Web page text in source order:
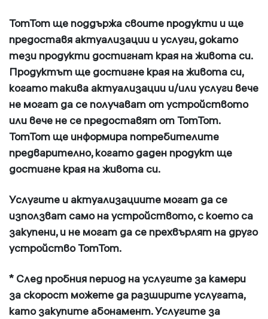
TomTom ще поддържа своите продукти и ще
предоставя актуализации и услуги, докато
тези продукти достигнат края на живота си.
Продуктът ще достигне края на живота си,
когато такива актуализации и/или услуги вече
не могат да се получават от устройството
или вече не се предоставят от TomTom.
TomTom ще информира потребителите
предварително, когато даден продукт ще
достигне края на живота си.
Услугите и актуализациите могат да се
използват само на устройството, с което са
закупени, и не могат да се прехвърлят на друго
устройство TomTom.
* След пробния период на услугите за камери
за скорост можете да разширите услугата,
като закупите абонамент. Услугите за